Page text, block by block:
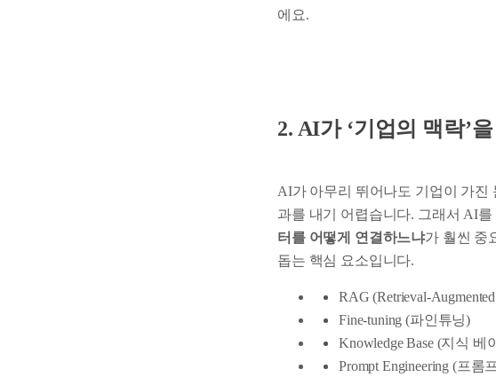
에요.
2. AI가 ‘기업의 맥락’
AI가 아무리 뛰어나도 기업이 가진
과를 내기 어렵습니다. 그래서 AI
터를 어떻게 연결하느냐가 훨씬 중
돕는 핵심 요소입니다.
RAG (Retrieval-
Fine-tuning (파인튜닝)
Knowledge Base (지식 베
Prompt Engineering (프롬